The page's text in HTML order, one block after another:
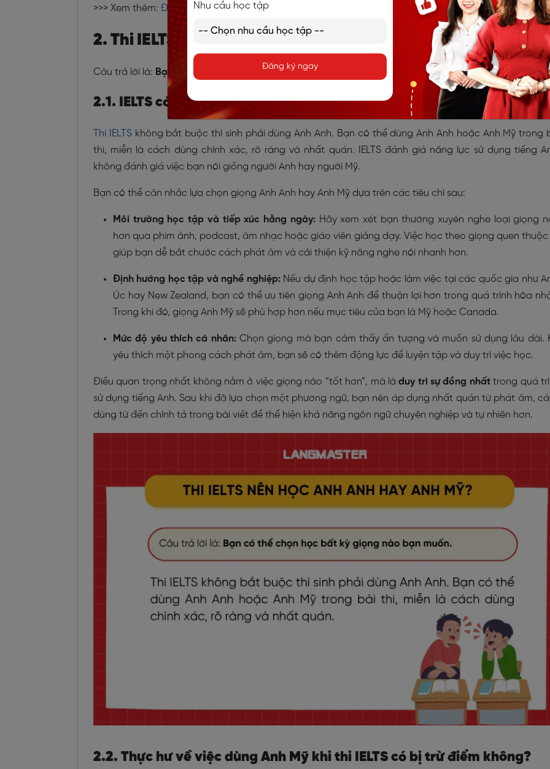
>>> Xem thêm: Định cư Mỹ cần IELTS bao nhiêu? Điểm tối thiểu cần đạt được
2. Thi IELTS nên học Anh Anh hay Anh Mỹ?
Câu trả lời là: Bạn có thể chọn học bất kỳ giọng nào bạn muốn.
2.1. IELTS có bắt buộc dùng Anh Anh không?
Thi IELTSkhông bắt buộc thí sinh phải dùng Anh Anh. Bạn có thể dùng Anh Anh hoặc Anh Mỹ trong
thi, miễn là cách dùng chính xác, rõ ràng và nhất quán. IELTS đánh giá năng lực sử dụng tiếng
không đánh giá việc bạn nói giống người Anh hay người Mỹ.
Bạn có thể cân nhắc lựa chọn giọng Anh Anh hay Anh Mỹ dựa trên các tiêu chí sau:
Môi trường học tập và tiếp xúc hằng ngày:Hãy xem xét bạn thường xuyên nghe loại giọng
hơn qua phim ảnh, podcast, âm nhạc hoặc giáo viên giảng dạy. Việc học theo giọng quen thuộc
giúp bạn dễ bắt chước cách phát âm và cải thiện kỹ năng nghe nói nhanh hơn.
Định hướng học tập và nghề nghiệp:Nếu dự định học tập hoặc làm việc tại các quốc gia như
Úc hay New Zealand, bạn có thể ưu tiên giọng Anh Anh để thuận lợi hơn trong quá trình hòa
Trong khi đó, giọng Anh Mỹ sẽ phù hợp hơn nếu mục tiêu của bạn là Mỹ hoặc Canada.
Mức độ yêu thích cá nhân:Chọn giọng mà bạn cảm thấy ấn tượng và muốn sử dụng lâu dài.
yêu thích một phong cách phát âm, bạn sẽ có thêm động lực để luyện tập và duy trì việc học.
Điều quan trọng nhất không nằm ở việc giọng nào “tốt hơn”, mà làduy trì sự đồng nhấttrong quá
sử dụng tiếng Anh. Sau khi đã lựa chọn một phương ngữ, bạn nên áp dụng nhất quán từ phát âm,
dùng từ đến chính tả trong bài viết để thể hiện khả năng ngôn ngữ chuyên nghiệp và tự nhiên hơn.
2.2. Thực hư về việc dùng Anh Mỹ khi thi IELTS có bị trừ điểm không?
Nhu cầu học tập
Đăng ký ngay